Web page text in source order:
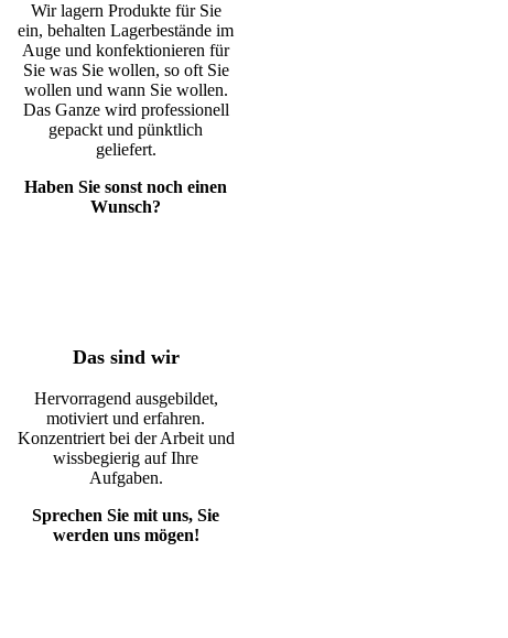
Wir lagern Produkte für Sie
ein, behalten Lagerbestände im
Auge und konfektionieren für
Sie was Sie wollen, so oft Sie
wollen und wann Sie wollen.
Das Ganze wird professionell
gepackt und pünktlich
geliefert.
Haben Sie sonst noch einen
Wunsch?
Das sind wir
Hervorragend ausgebildet,
motiviert und erfahren.
Konzentriert bei der Arbeit und
wissbegierig auf Ihre
Aufgaben.
Sprechen Sie mit uns, Sie
werden uns mögen!